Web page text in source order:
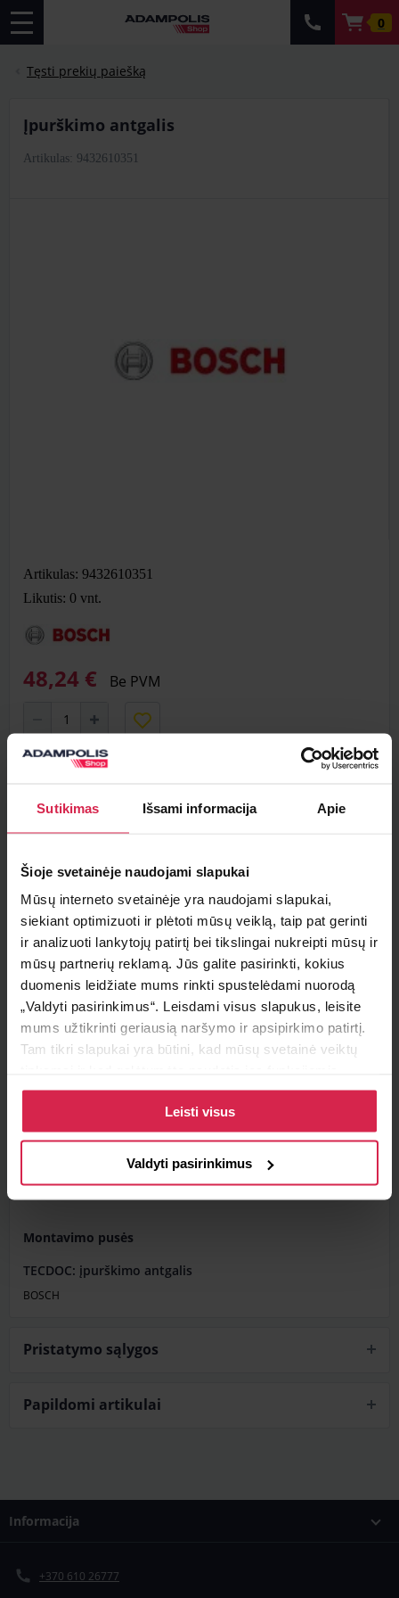
Sutikimas Išsami informacija Apie
Šioje svetainėje naudojami slapukai
Mūsų interneto svetainėje yra naudojami slapukai,
siekiant optimizuoti ir plėtoti mūsų veiklą, taip pat gerinti
ir analizuoti lankytojų patirtį bei tikslingai nukreipti mūsų ir
mūsų partnerių reklamą. Jūs galite pasirinkti, kokius
duomenis leidžiate mums rinkti spustelėdami nuorodą
„Valdyti pasirinkimus“. Leisdami visus slapukus, leisite
mums užtikrinti geriausią naršymo ir apsipirkimo patirtį.
Tam tikri slapukai yra būtini, kad mūsų svetainė veiktų
Daugiau informacijos apie slapukus ir kaip mes juos
naudojame galite rasti mūsų slapukų politikoje, taip pat
https://www.allaboutcookies.org/
Leisti visus
Valdyti pasirinkimus
0
Tęsti prekių paiešką
įpurškimo antgalis
Artikulas: 9432610351
Artikulas: 9432610351
Likutis: 0 vnt.
48,24 € Be PVM
Minimalus pirkimo kiekis 1vnt.
Teirautis apie prekę
Radai pigiau ?
Informacija
dyzelinas
Gamintojo apribojimas
ZEXEL
8-97109-104-0, 8-97109-104-1
Montavimo pusės
TECDOC: įpurškimo antgalis
BOSCH
Pristatymo sąlygos
Papildomi artikulai
Informacija
+370 610 26777